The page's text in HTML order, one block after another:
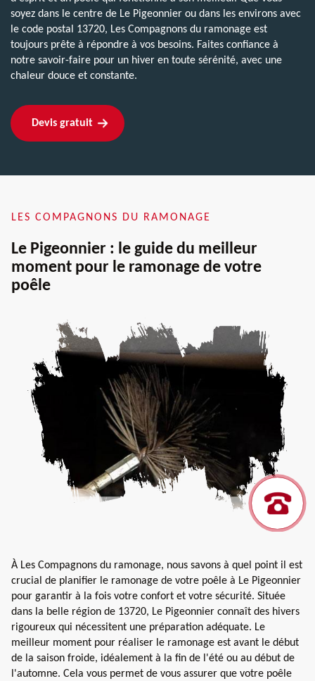
soyez dans le centre de Le Pigeonnier ou dans les environs avec
le code postal 13720, Les Compagnons du ramonage est
toujours prête à répondre à vos besoins. Faites confiance à
notre savoir-faire pour un hiver en toute sérénité, avec une
chaleur douce et constante.
Devis gratuit
LES COMPAGNONS DU RAMONAGE
Le Pigeonnier : le guide du meilleur
moment pour le ramonage de votre
poêle
À Les Compagnons du ramonage, nous savons à quel point il est
crucial de planifier le ramonage de votre poêle à Le Pigeonnier
pour garantir à la fois votre confort et votre sécurité. Située
dans la belle région de 13720, Le Pigeonnier connaît des hivers
rigoureux qui nécessitent une préparation adéquate. Le
meilleur moment pour réaliser le ramonage est avant le début
de la saison froide, idéalement à la fin de l'été ou au début de
l'automne. Cela vous permet de vous assurer que votre poêle